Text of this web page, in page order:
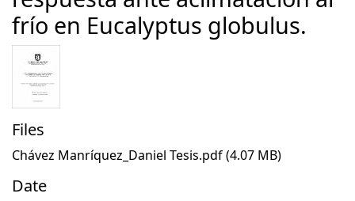
frío en Eucalyptus globulus.
Files
Chávez Manríquez_Daniel Tesis.pdf(4.07 MB)
Date